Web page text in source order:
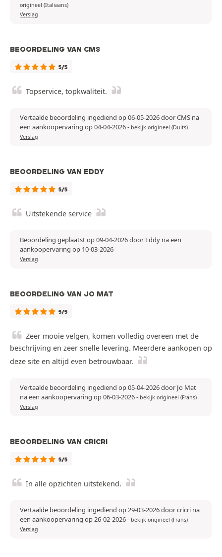
origineel (Italiaans)
Verslag
BEOORDELING VAN CMS
5/5
Topservice, topkwaliteit.
Vertaalde beoordeling ingediend op 06-05-2026 door CMS na
een aankoopervaring op 04-04-2026- bekijk origineel (Duits)
Verslag
BEOORDELING VAN EDDY
5/5
Uitstekende service
Beoordeling geplaatst op 09-04-2026 door Eddy na een
aankoopervaring op 10-03-2026
Verslag
BEOORDELING VAN JO MAT
5/5
Zeer mooie velgen, komen volledig overeen met de
beschrijving en zeer snelle levering. Meerdere aankopen op
deze site en altijd even betrouwbaar.
Vertaalde beoordeling ingediend op 05-04-2026 door Jo Mat
na een aankoopervaring op 06-03-2026- bekijk origineel (Frans)
Verslag
BEOORDELING VAN CRICRI
5/5
In alle opzichten uitstekend.
Vertaalde beoordeling ingediend op 29-03-2026 door cricri na
een aankoopervaring op 26-02-2026- bekijk origineel (Frans)
Verslag